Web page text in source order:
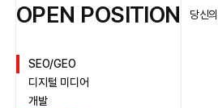
아티언스는 빠르게 변화하는 디지털 마케팅 시장 속에
중심에는 구성원과 함께 성장하는 '동반성장'의 문화가
OPEN POSITION 당신
SEO/GEO
디지털 미디어
개발